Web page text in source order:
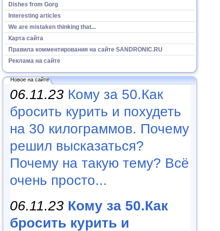
Dishes from Gorg
Interesting articles
We are mistaken thinking that...
Карта сайта
Правила комментирования на сайте SANDRONIC.RU
Реклама на сайте
Новое на сайте
06.11.23 Кому за 50.Как
бросить курить и похудеть
на 30 килограммов. Почему
решил высказаться?
Почему на такую тему? Всё
очень просто...
06.11.23 Кому за 50.Как
бросить курить и